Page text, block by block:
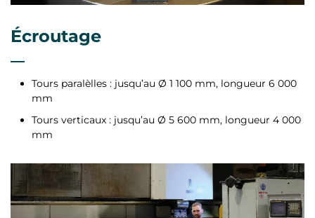
Écroutage
Tours paralèlles : jusqu’au Ø 1 100 mm, longueur 6 000
mm
Tours verticaux : jusqu’au Ø 5 600 mm, longueur 4 000
mm